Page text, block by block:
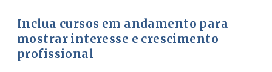
Inclua cursos em andamento para
mostrar interesse e crescimento
profissional